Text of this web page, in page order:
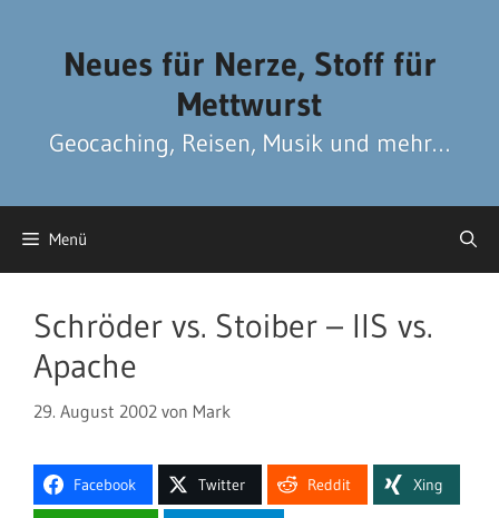
Neues für Nerze, Stoff für
Mettwurst
Geocaching, Reisen, Musik und mehr…
Menü
Schröder vs. Stoiber – IIS vs.
Apache
29. August 2002 von Mark
Facebook Twitter Reddit Xing